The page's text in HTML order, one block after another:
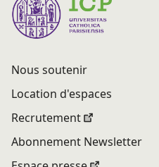
Nous soutenir
Location d'espaces
Recrutement
Abonnement Newsletter